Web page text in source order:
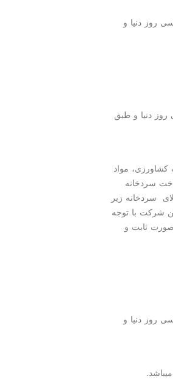
روز دنیا و
دنیا و طبق
مواد
سردخانه
سردخانه زیر
شرکت با توجه
ثابت و
روز دنیا و